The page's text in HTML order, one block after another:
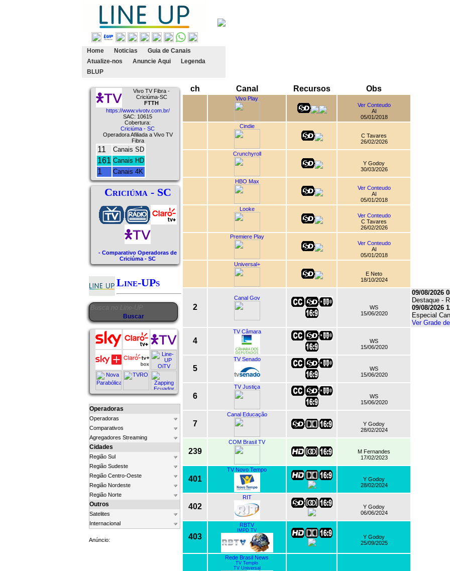
Home Noticias
Guia de Canais
Atualize-nos
Anuncie Aqui
Legenda
BLUP
Vivo TV Fibra -
Criciúma-SC
FTTH
https://www.vivotv.com.br/
SAC: 10615
Cobertura:
Criciúma - SC
Operadora Afiliada a Vivo TV
Fibra
11 Canais SD
161 Canais HD
1 Canais 4K
Criciúma - SC
- Comparativo Operadoras de
Criciúma - SC
Line-UPs
Operadoras
Operadoras
Comparativos
Agregadores Streaming
Cidades
Região Sul
Região Sudeste
Região Centro-Oeste
Região Nordeste
Região Norte
Outros
Satelites
Internacional
Anúncio:
ch Canal Recursos Obs
Vivo Play
Ver Conteudo
AI
05/01/2018
Cindie
C Tavares
26/02/2026
Crunchyroll
Y Godoy
30/03/2026
HBO Max
Ver Conteudo
AI
05/01/2018
Looke
Ver Conteudo
C Tavares
26/02/2026
Premiere Play
Ver Conteudo
AI
05/01/2018
Universal+
E Neto
18/10/2024
2
Canal Gov
WS
15/06/2020
09/08/2026
Destaque -
09/08/2026
Especial
Ver Grade
4
TV Câmara
WS
15/06/2020
5
TV Senado
WS
15/06/2020
6
TV Justiça
WS
15/06/2020
7
Canal Educação
Y Godoy
28/02/2024
239
COM Brasil TV
M Fernandes
17/02/2023
401
TV Novo Tempo
Y Godoy
28/02/2024
402
RIT
Y Godoy
06/06/2024
403
RBTV
IMPD TV
Y Godoy
25/09/2025
Rede Brasil News
TV Templo
TV Universal